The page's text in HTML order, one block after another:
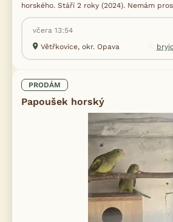
horského. Stáří 2 roky (2024). Nemám
včera 13:54
Větřkovice, okr. Opava
PRODÁM
Papoušek horský